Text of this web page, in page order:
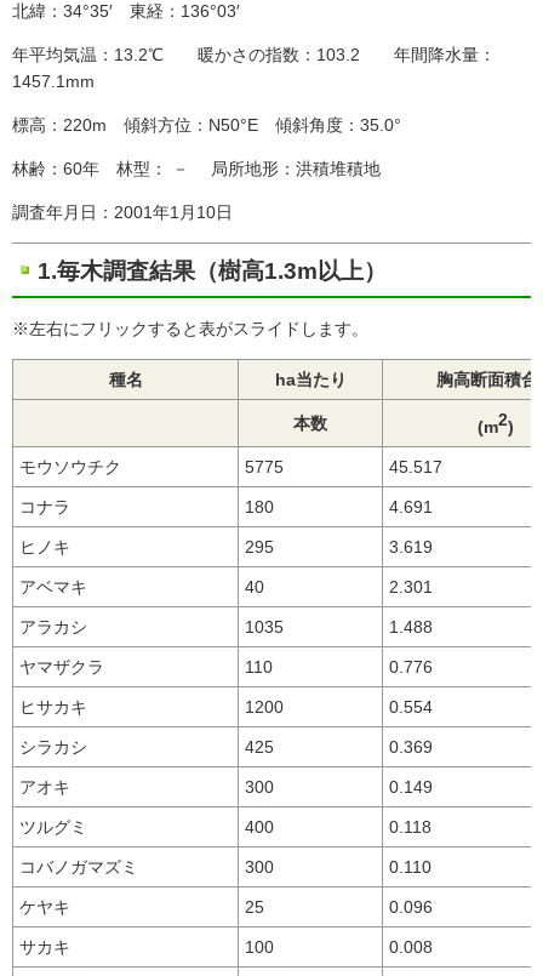
北緯：34°35′ 東経：136°03′
年平均気温：13.2℃ 暖かさの指数：103.2 年間降水量：
1457.1mm
標高：220m 傾斜方位：N50°E 傾斜角度：35.0°
林齢：60年 林型： － 局所地形：洪積堆積地
調査年月日：2001年1月10日
1.毎木調査結果（樹高1.3m以上）
※左右にフリックすると表がスライドします。
種名 ha当たり 胸高断面積合
本数 (m2)
モウソウチク 5775 45.517
コナラ 180 4.691
ヒノキ 295 3.619
アベマキ 40 2.301
アラカシ 1035 1.488
ヤマザクラ 110 0.776
ヒサカキ 1200 0.554
シラカシ 425 0.369
アオキ 300 0.149
ツルグミ 400 0.118
コバノガマズミ 300 0.110
ケヤキ 25 0.096
サカキ 100 0.008